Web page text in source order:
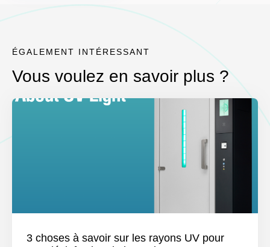
ÉGALEMENT INTÉRESSANT
Vous voulez en savoir plus ?
3 choses à savoir sur les rayons UV pour